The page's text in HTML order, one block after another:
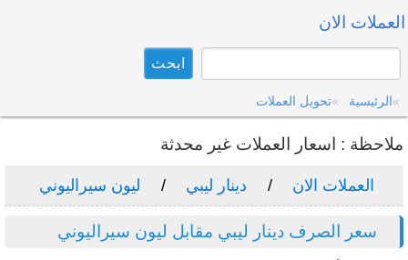
العملات الان
الرئيسية تحويل العملات
ملاحظة : اسعار العملات غير محدثة
العملات الان دينار ليبي ليون سيراليوني
سعر الصرف دينار ليبي مقابل ليون سيراليوني